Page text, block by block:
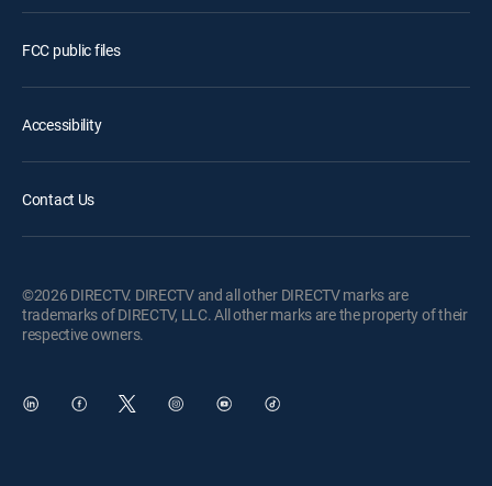
FCC public files
Accessibility
Contact Us
©2026 DIRECTV. DIRECTV and all other DIRECTV marks are
trademarks of DIRECTV, LLC. All other marks are the property of their
respective owners.